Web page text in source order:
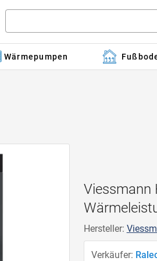
Wärmepumpen
Viessmann
Hersteller:
Verkäufer: